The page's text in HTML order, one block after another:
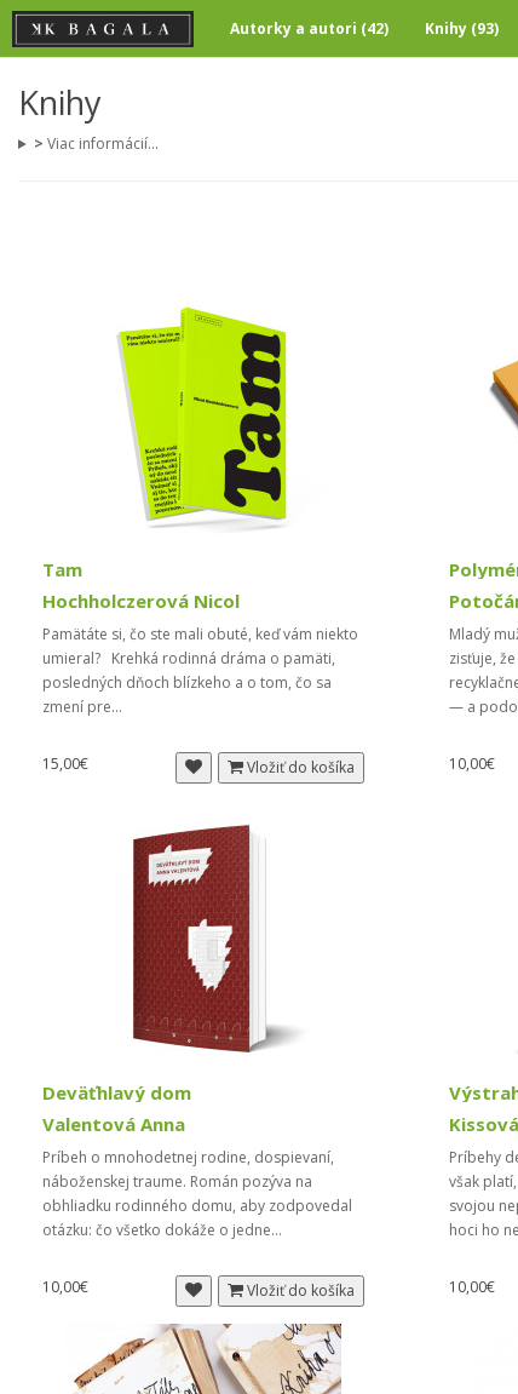
Autorky a autori (42) Knihy (93)
Knihy
> Viac informácií...
Tam
Hochholczerová Nicol
Pamätáte si, čo ste mali obuté, keď vám niekto
umieral? Krehká rodinná dráma o pamäti,
posledných dňoch blízkeho a o tom, čo sa
zmení pre...
15,00€ Vložiť do košíka
Mladý
zisťuje,
— a
10,00€
Deväťhlavý dom
Valentová Anna
Príbeh o mnohodetnej rodine, dospievaní,
náboženskej traume. Román pozýva na
obhliadku rodinného domu, aby zodpovedal
otázku: čo všetko dokáže o jedne...
10,00€ Vložiť do košíka
Príbehy
však
svojou
hoci ho
10,00€